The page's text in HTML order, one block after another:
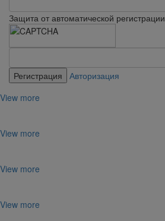
Защита от автоматической регистрации
Авторизация
View more
View more
View more
View more